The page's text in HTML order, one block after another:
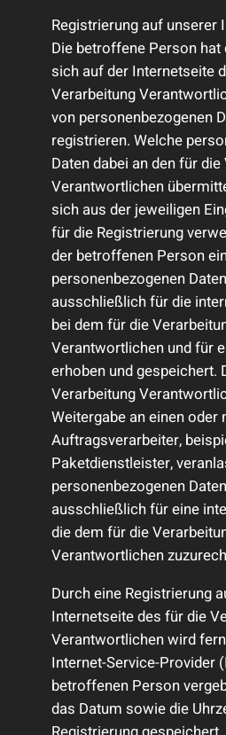
Registrierung auf unserer
Die betroffene Person
sich auf der Internetseite
Verarbeitung
von personenbezogenen
registrieren. Welche
Daten dabei an den für
Verantwortlichen
sich aus der jeweiligen
für die Registrierung
der betroffenen Person
personenbezogenen
ausschließlich für die
bei dem für die
Verantwortlichen und für
erhoben und gespeichert.
Verarbeitung
Weitergabe an einen oder
Auftragsverarbeiter,
Paketdienstleister,
personenbezogenen
ausschließlich für eine
die dem für die
Verantwortlichen
Durch eine Registrierung
Internetseite des für die
Verantwortlichen wird
Internet-Service-Provider
betroffenen Person
das Datum sowie die